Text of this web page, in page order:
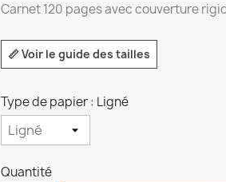
Carnet 120 pages avec couverture
📏 Voir le guide des tailles
Type de papier : Ligné
Quantité